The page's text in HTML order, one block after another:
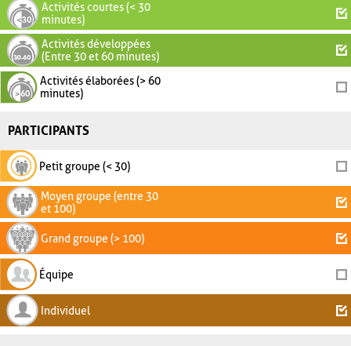
Activités courtes (< 30
minutes)
Activités développées
(Entre 30 et 60 minutes)
Activités élaborées (> 60
minutes)
PARTICIPANTS
Petit groupe (< 30)
Moyen groupe (entre 30
et 100)
Grand groupe (> 100)
Équipe
Individuel